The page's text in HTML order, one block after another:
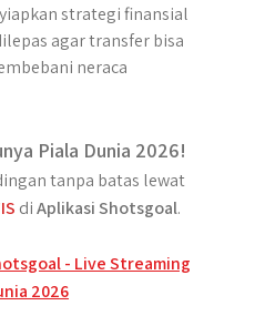
strategi finansial
agar transfer bisa
neraca
Piala Dunia 2026!
tanpa batas lewat
diAplikasi Shotsgoal.